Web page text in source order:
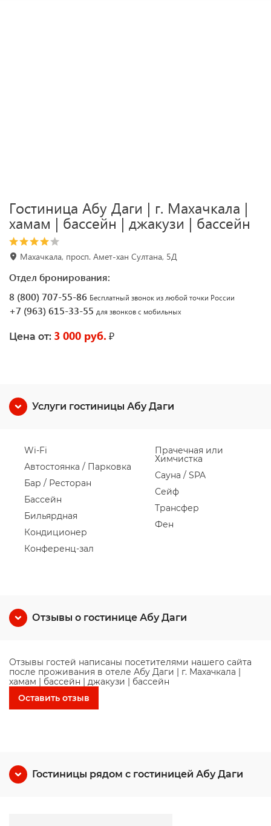
Гостиница Абу Даги | г. Махачкала |
хамам | бассейн | джакузи | бассейн
Махачкала, просп. Амет-хан Султана, 5Д
Отдел бронирования:
8 (800) 707-55-86 Бесплатный звонок из любой точки России
+7 (963) 615-33-55 для звонков с мобильных
Цена от: 3 000 руб. ₽
Услуги гостиницы Абу Даги
Wi-Fi
Автостоянка / Парковка
Бар / Ресторан
Бассейн
Бильярдная
Кондиционер
Конференц-зал
Прачечная или
Химчистка
Сауна / SPA
Сейф
Трансфер
Фен
Отзывы о гостинице Абу Даги
Отзывы гостей написаны посетителями нашего сайта
после проживания в отеле Абу Даги | г. Махачкала |
хамам | бассейн | джакузи | бассейн
Оставить отзыв
Гостиницы рядом с гостиницей Абу Даги